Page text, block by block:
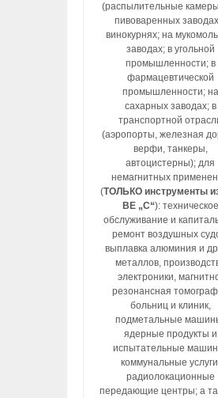
(распылительные
пивоваренных
винокурнях; на
заводах; в угольной
промышленности; в
фармацевтической
промышленности; на
сахарных заводах; в
транспортной
(аэропорты, железная
верфи, танкеры,
автоцистерны); для
немагнитных
(ТОЛЬКО инструменты
BE „C“): техническое
обслуживание и
ремонт воздушных
выплавка алюминия и
металлов,
электроники,
резонансная
больниц и клиник,
подметальные
ядерные продукты и
испытательные
коммунальные
радиолокационные
передающие центры; а